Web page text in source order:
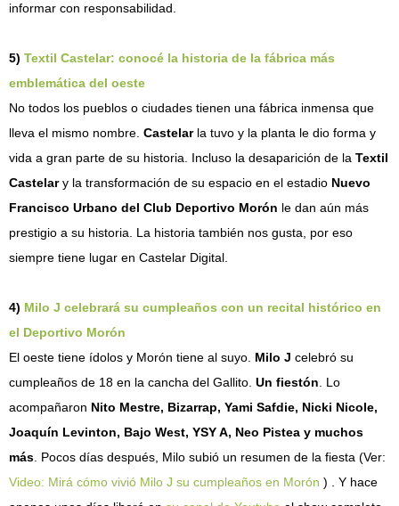
informar con responsabilidad.
5) Textil Castelar: conocé la historia de la fábrica más
emblemática del oeste
No todos los pueblos o ciudades tienen una fábrica inmensa que
lleva el mismo nombre. Castelarla tuvo y la planta le dio forma y
vida a gran parte de su historia. Incluso la desaparición de la Textil
Castelary la transformación de su espacio en el estadio Nuevo
Francisco Urbano del Club Deportivo Morón le dan aún más
prestigio a su historia. La historia también nos gusta, por eso
siempre tiene lugar en Castelar Digital.
4) Milo J celebrará su cumpleaños con un recital histórico en
el Deportivo Morón
El oeste tiene ídolos y Morón tiene al suyo. Milo J celebró su
cumpleaños de 18 en la cancha del Gallito. Un fiestón . Lo
acompañaron Nito Mestre, Bizarrap, Yami Safdie, Nicki Nicole,
Joaquín Levinton, Bajo West, YSY A, Neo Pistea y muchos
más . Pocos días después, Milo subió un resumen de la fiesta (Ver:
Video: Mirá cómo vivió Milo J su cumpleaños en Morón ) . Y hace